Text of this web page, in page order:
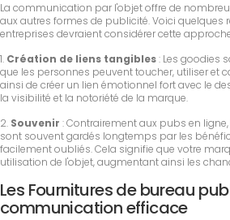
La communication par l'objet offre de
aux autres formes de publicité. Voici quelques
entreprises devraient considérer cette
1. Création de liens tangibles: Les goodies
que les personnes peuvent toucher, utiliser et
ainsi de créer un lien émotionnel fort avec le
la visibilité et la notoriété de la marque.
2. Souvenir : Contrairement aux pubs en
sont souvent gardés longtemps par les
facilement oubliés. Cela signifie que votre
utilisation de l'objet, augmentant ainsi les
Les Fournitures de bureau
communication efficace